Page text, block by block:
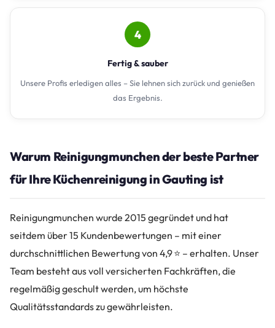
4
Fertig & sauber
Unsere Profis erledigen alles – Sie lehnen sich zurück und genießen
das Ergebnis.
Warum Reinigungmunchen der beste Partner
für Ihre Küchenreinigung in Gauting ist
Reinigungmunchen wurde 2015 gegründet und hat
seitdem über 15 Kundenbewertungen – mit einer
durchschnittlichen Bewertung von 4,9 ⭐ – erhalten. Unser
Team besteht aus voll versicherten Fachkräften, die
regelmäßig geschult werden, um höchste
Qualitätsstandards zu gewährleisten.